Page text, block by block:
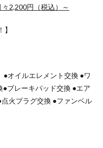
2,200円（税込）～
イルエレメント交換 ●ワ
ブレーキパッド交換 ●エア
火プラグ交換 ●ファンベル